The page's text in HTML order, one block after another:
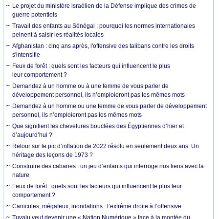
Le projet du ministère israélien de la Défense implique des crimes de
guerre potentiels
Travail des enfants au Sénégal : pourquoi les normes internationales
peinent à saisir les réalités locales
Afghanistan : cinq ans après, l'offensive des talibans contre les droits
s'intensifie
Feux de forêt : quels sont les facteurs qui influencent le plus
leur comportement ?
Demandez à un homme ou à une femme de vous parler de
développement personnel, ils n’emploieront pas les mêmes mots
Demandez à un homme ou une femme de vous parler de développement
personnel, ils n’emploieront pas les mêmes mots
Que signifient les chevelures bouclées des Égyptiennes d’hier et
d’aujourd’hui ?
Retour sur le pic d’inflation de 2022 résolu en seulement deux ans. Un
héritage des leçons de 1973 ?
Construire des cabanes : un jeu d’enfants qui interroge nos liens avec la
nature
Feux de forêt : quels sont les facteurs qui influencent le plus leur
comportement ?
Canicules, mégafeux, inondations : l’extrême droite à l’offensive
Tuvalu veut devenir une « Nation Numérique » face à la montée du